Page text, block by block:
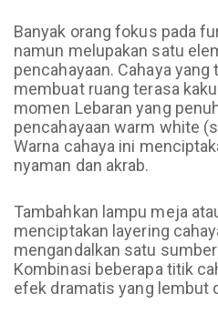
Banyak orang fokus pada
namun melupakan satu
pencahayaan. Cahaya
membuat ruang terasa
momen Lebaran yang
pencahayaan warm white
Warna cahaya ini
nyaman dan akrab.
Tambahkan lampu meja
menciptakan layering
mengandalkan satu
Kombinasi beberapa titik
efek dramatis yang lembut